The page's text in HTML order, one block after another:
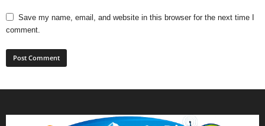
Save my name, email, and website in this browser for the next time I
comment.